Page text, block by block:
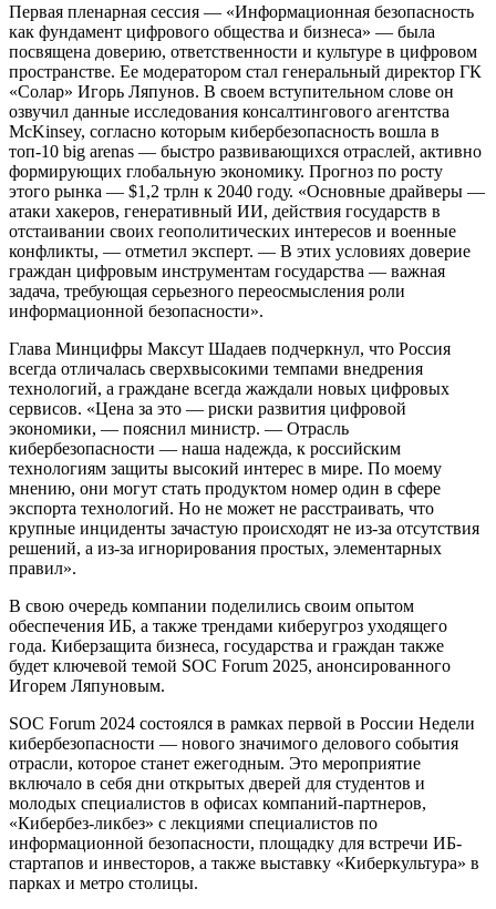
Первая пленарная сессия — «Информационная безопасность
как фундамент цифрового общества и бизнеса» — была
посвящена доверию, ответственности и культуре в цифровом
пространстве. Ее модератором стал генеральный директор ГК
«Солар» Игорь Ляпунов. В своем вступительном слове он
озвучил данные исследования консалтингового агентства
McKinsey, согласно которым кибербезопасность вошла в
топ-10 big arenas — быстро развивающихся отраслей, активно
формирующих глобальную экономику. Прогноз по росту
этого рынка — $1,2 трлн к 2040 году. «Основные драйверы —
атаки хакеров, генеративный ИИ, действия государств в
отстаивании своих геополитических интересов и военные
конфликты, — отметил эксперт. — В этих условиях доверие
граждан цифровым инструментам государства — важная
задача, требующая серьезного переосмысления роли
информационной безопасности».
Глава Минцифры Максут Шадаев подчеркнул, что Россия
всегда отличалась сверхвысокими темпами внедрения
технологий, а граждане всегда жаждали новых цифровых
сервисов. «Цена за это — риски развития цифровой
экономики, — пояснил министр. — Отрасль
кибербезопасности — наша надежда, к российским
технологиям защиты высокий интерес в мире. По моему
мнению, они могут стать продуктом номер один в сфере
экспорта технологий. Но не может не расстраивать, что
крупные инциденты зачастую происходят не из-за отсутствия
решений, а из-за игнорирования простых, элементарных
правил».
В свою очередь компании поделились своим опытом
обеспечения ИБ, а также трендами киберугроз уходящего
года. Киберзащита бизнеса, государства и граждан также
будет ключевой темой SOC Forum 2025, анонсированного
Игорем Ляпуновым.
SOC Forum 2024 состоялся в рамках первой в России Недели
кибербезопасности — нового значимого делового события
отрасли, которое станет ежегодным. Это мероприятие
включало в себя дни открытых дверей для студентов и
молодых специалистов в офисах компаний-партнеров,
«Кибербез-ликбез» с лекциями специалистов по
информационной безопасности, площадку для встречи ИБ-
стартапов и инвесторов, а также выставку «Киберкультура» в
парках и метро столицы.